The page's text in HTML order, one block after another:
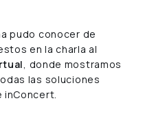
pudo conocer de
en la charla al
, donde mostramos
las soluciones
inConcert.